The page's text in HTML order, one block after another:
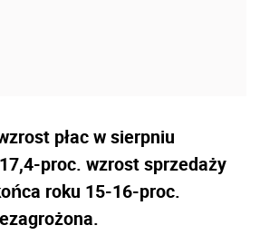
płac w sierpniu
proc. wzrost sprzedaży
roku 15-16-proc.